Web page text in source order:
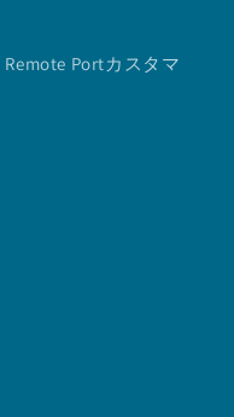
Portカスタマ